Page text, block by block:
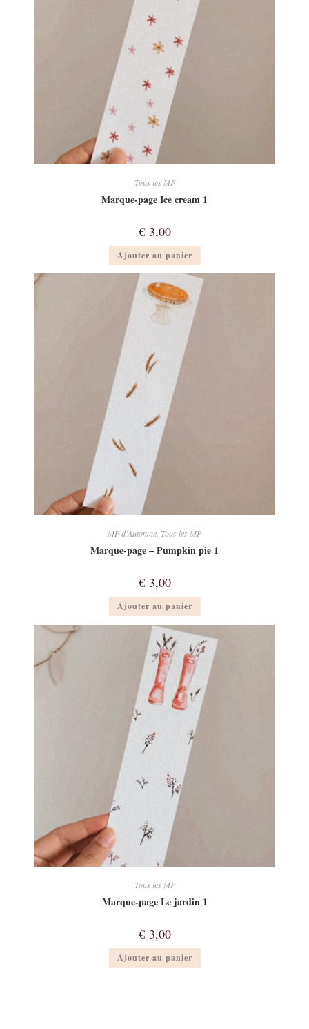
Tous les MP
Marque-page Ice cream 1
€3,00
Ajouter au panier
MP d'Automne, Tous les MP
Marque-page – Pumpkin pie 1
€3,00
Ajouter au panier
Tous les MP
Marque-page Le jardin 1
€3,00
Ajouter au panier